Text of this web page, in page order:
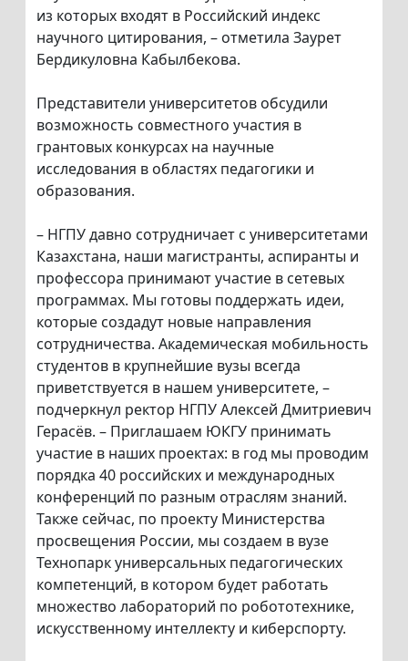
из которых входят в Российский индекс
научного цитирования, – отметила Заурет
Бердикуловна Кабылбекова.
Представители университетов обсудили
возможность совместного участия в
грантовых конкурсах на научные
исследования в областях педагогики и
образования.
– НГПУ давно сотрудничает с университетами
Казахстана, наши магистранты, аспиранты и
профессора принимают участие в сетевых
программах. Мы готовы поддержать идеи,
которые создадут новые направления
сотрудничества. Академическая мобильность
студентов в крупнейшие вузы всегда
приветствуется в нашем университете, –
подчеркнул ректор НГПУ Алексей Дмитриевич
Герасёв. – Приглашаем ЮКГУ принимать
участие в наших проектах: в год мы проводим
порядка 40 российских и международных
конференций по разным отраслям знаний.
Также сейчас, по проекту Министерства
просвещения России, мы создаем в вузе
Технопарк универсальных педагогических
компетенций, в котором будет работать
множество лабораторий по робототехнике,
искусственному интеллекту и киберспорту.